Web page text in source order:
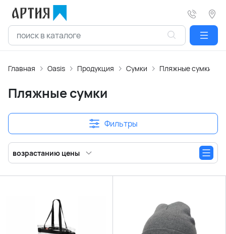
Главная Oasis Продукция Сумки Пляжные сумки
Пляжные сумки
Фильтры
возрастанию цены